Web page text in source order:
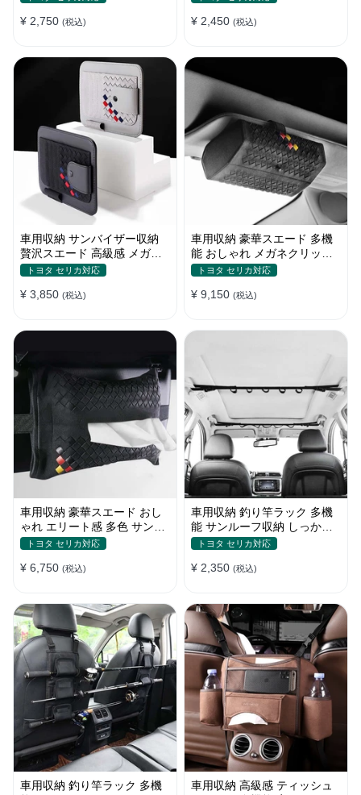
¥ 2,750 (税込) ¥ 2,450 (税込)
車用収納 サンバイザー収納
贅沢スエード 高級感 メガネ
カードクリップ 多機能 実用
トヨタ セリカ対応
¥ 3,850 (税込)
車用収納 豪華スエード 多機
能 おしゃれ メガネクリップ
サンバイザー収納 サングラス
トヨタ セリカ対応
¥ 9,150 (税込)
車用収納 豪華スエード おし
ゃれ エリート感 多色 サンバ
イザー シートバック 多用
トヨタ セリカ対応
¥ 6,750 (税込)
車用収納 釣り竿ラック 多機
能 サンルーフ収納 しっかり
耐久 ネット・ポケット付き
トヨタ セリカ対応
¥ 2,350 (税込)
車用収納 釣り竿ラック 多機
車用収納 高級感 ティッシュ